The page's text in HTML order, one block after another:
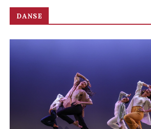
DANSE